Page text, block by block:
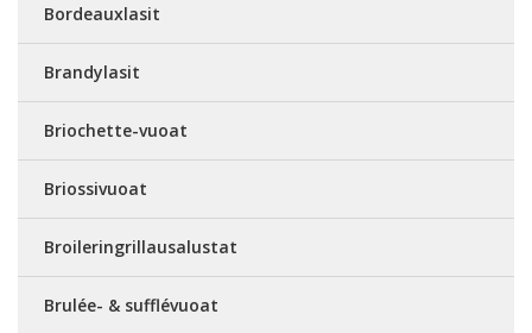
Bordeauxlasit
Brandylasit
Briochette-vuoat
Briossivuoat
Broileringrillausalustat
Brulée- & sufflévuoat